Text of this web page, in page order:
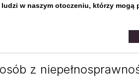
w naszym otoczeniu, którzy mogą
z